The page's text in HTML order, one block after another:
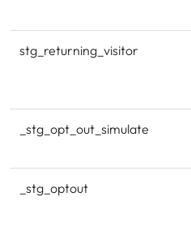
stg_returning_visitor
_stg_opt_out_simulate
_stg_optout